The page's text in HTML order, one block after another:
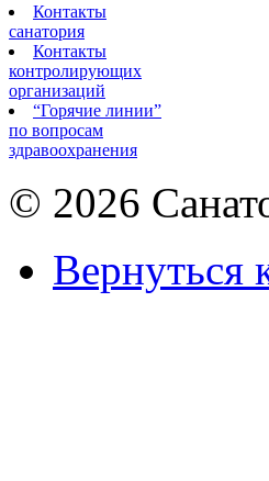
Контакты
санатория
Контакты
контролирующих
организаций
“Горячие линии”
по вопросам
здравоохранения
© 2026
Вернуться